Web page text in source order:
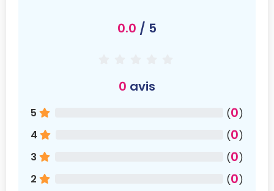
0.0 / 5
0 avis
5 (0)
4
(0)
3
(0)
2
(0)